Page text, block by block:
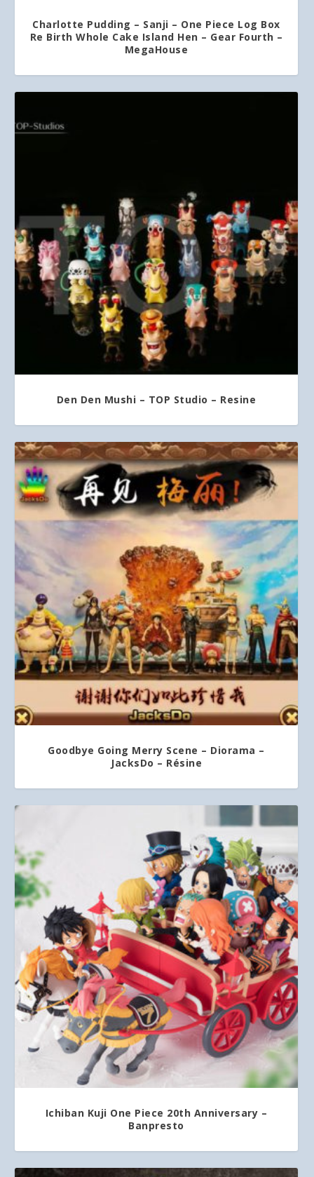
Charlotte Pudding – Sanji – One Piece Log Box
Re Birth Whole Cake Island Hen – Gear Fourth –
MegaHouse
Den Den Mushi – TOP Studio – Resine
Goodbye Going Merry Scene – Diorama –
JacksDo – Résine
Ichiban Kuji One Piece 20th Anniversary –
Banpresto